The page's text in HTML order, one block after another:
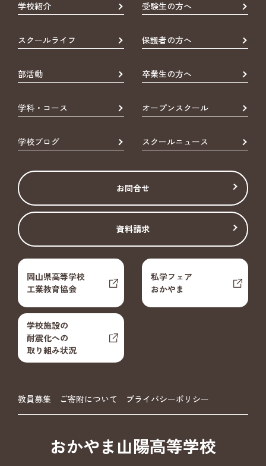
学校紹介 受験生の方へ
スクールライフ 保護者の方へ
部活動 卒業生の方へ
学科・コース オープンスクール
学校ブログ スクールニュース
お問合せ
資料請求
岡山県高等学校
工業教育協会
私学フェア
おかやま
学校施設の
耐震化への
取り組み状況
教員募集 ご寄附について プライバシーポリシー
おかやま山陽高等学校